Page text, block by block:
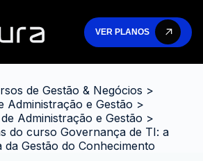
VER PLANOS
de Gestão & Negócios >
Administração e Gestão >
Administração e Gestão >
do curso Governança de TI: a
da Gestão do Conhecimento